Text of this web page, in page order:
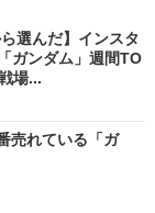
ら選んだ】インスタ
ガンダム」週間TO
場...
売れている「ガ